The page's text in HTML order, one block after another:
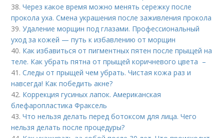
38.Через какое время можно менять сережку после
прокола уха. Смена украшения после заживления прокола
39.Удаление морщин под глазами. Профессиональный
уход за кожей — путь к избавлению от морщин
40. Как избавиться от пигментных пятен после прыщей на
теле. Как убрать пятна от прыщей коричневого цвета –
41.Следы от прыщей чем убрать. Чистая кожа раз и
навсегда! Как победить акне?
42. Коррекция гусиных лапок. Американская
блефаропластика Фраксель
43.Что нельзя делать перед ботоксом для лица. Чего
нельзя делать после процедуры?